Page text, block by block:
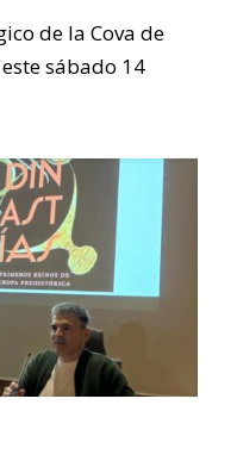
de la Cova de
sábado 14